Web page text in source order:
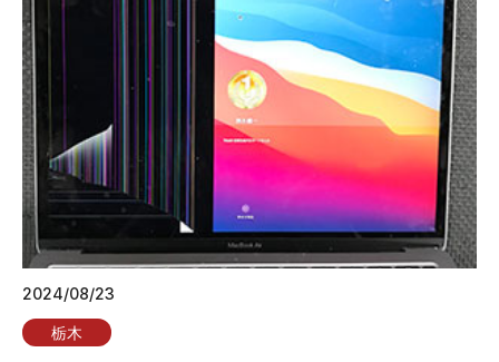
2024/08/23
栃木